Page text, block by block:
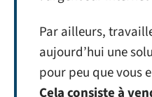
Par ailleurs,
aujourd’hui une
pour peu que vous